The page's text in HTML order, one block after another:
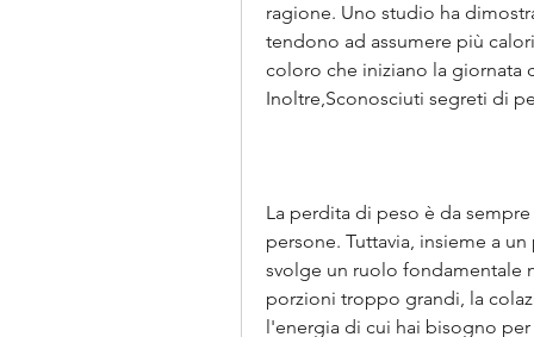
ragione. Uno studio ha
tendono ad assumere più
coloro che iniziano la giornata
Inoltre,Sconosciuti segreti di
La perdita di peso è da
persone. Tuttavia, insieme a
svolge un ruolo fondamentale
porzioni troppo grandi, la
l'energia di cui hai bisogno